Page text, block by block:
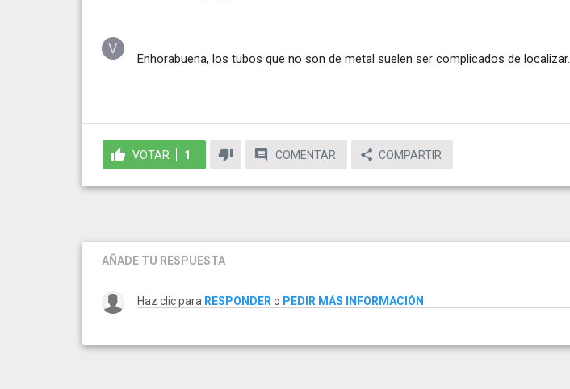
Enhorabuena, los tubos que no son de metal suelen ser complicados de localizar.
VOTAR 1 COMENTAR COMPARTIR
AÑADE TU RESPUESTA
Haz clic para RESPONDER o PEDIR MÁS INFORMACIÓN